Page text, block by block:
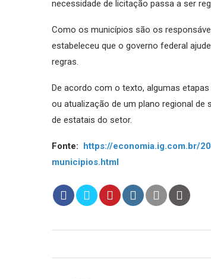
necessidade de licitação passa a ser
Como os municípios são os
estabeleceu que o governo federal
regras.
De acordo com o texto, algumas
ou atualização de um plano regional
de estatais do setor.
Fonte: https://economia.ig.com.br/
municipios.html